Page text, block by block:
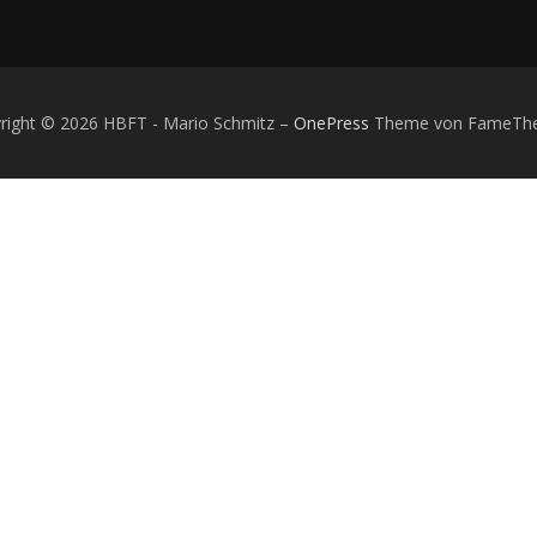
© 2026 HBFT - Mario Schmitz – OnePress Theme von